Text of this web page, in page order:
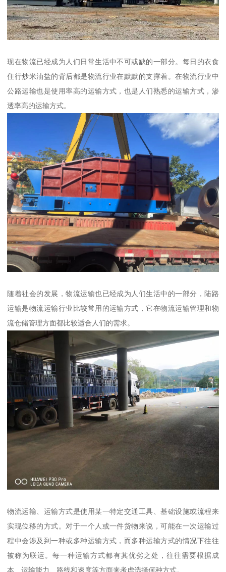
现在物流已经成为人们日常生活中不可或缺的一部分。每日的衣食
住行炒米油盐的背后都是物流行业在默默的支撑着。在物流行业中
公路运输也是使用率高的运输方式，也是人们熟悉的运输方式，渗
透率高的运输方式。
随着社会的发展，物流运输也已经成为人们生活中的一部分，陆路
运输是物流运输行业比较常用的运输方式，它在物流运输管理和物
流仓储管理方面都比较适合人们的需求。
物流运输、运输方式是使用某一特定交通工具、基础设施或流程来
实现位移的方式。对于一个人或一件货物来说，可能在一次运输过
程中会涉及到一种或多种运输方式，而多种运输方式的情况下往往
被称为联运。每一种运输方式都有其优劣之处，往往需要根据成
本、运输能力、路线和速度等方面来考虑选择何种方式。